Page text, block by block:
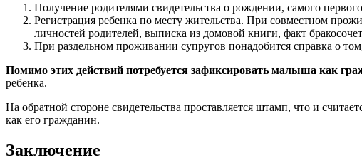
Получение родителями свидетельства о рождении, самого
Регистрация ребенка по месту жительства. При совместном
личностей родителей, выписка из домовой книги, факт
При раздельном проживании супругов понадобится справка о
Помимо этих действий потребуется зафиксировать малыша как
ребенка.
На обратной стороне свидетельства проставляется штамп, что и
как его гражданин.
Заключение